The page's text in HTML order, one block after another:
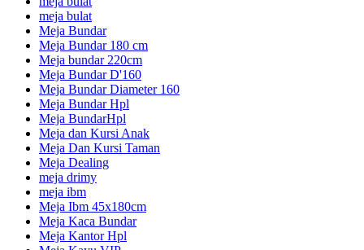
meja bulat
Meja Bundar
Meja Bundar 180 cm
Meja bundar 220cm
Meja Bundar D'160
Meja Bundar Diameter 160
Meja Bundar Hpl
Meja BundarHpl
Meja dan Kursi Anak
Meja Dan Kursi Taman
Meja Dealing
meja drimy
meja ibm
Meja Ibm 45x180cm
Meja Kaca Bundar
Meja Kantor Hpl